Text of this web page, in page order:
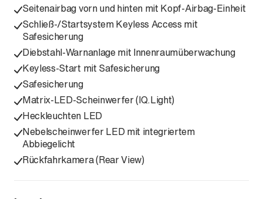
Seitenairbag vorn und hinten mit Kopf-Airbag-Einheit
Schließ-/Startsystem Keyless Access mit
Safesicherung
Diebstahl-Warnanlage mit Innenraumüberwachung
Keyless-Start mit Safesicherung
Safesicherung
Matrix-LED-Scheinwerfer (IQ.Light)
Heckleuchten LED
Nebelscheinwerfer LED mit integriertem
Abbiegelicht
Rückfahrkamera (Rear View)